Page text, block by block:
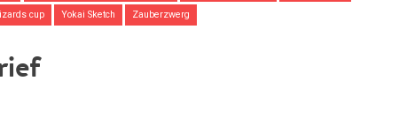
cup Yokai Sketch Zauberzwerg